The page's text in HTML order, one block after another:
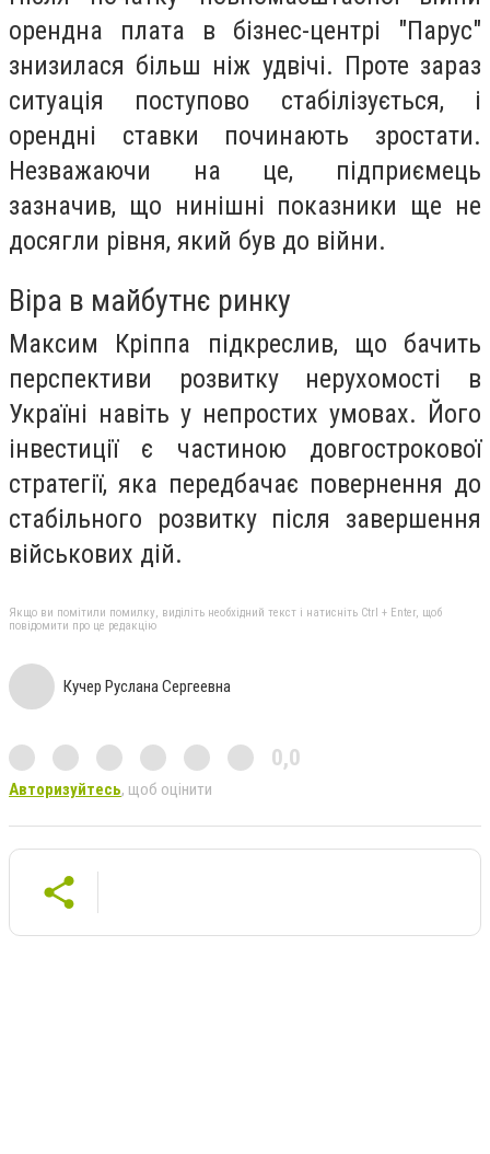
орендна плата в бізнес-центрі "Парус"
знизилася більш ніж удвічі. Проте зараз
ситуація поступово стабілізується, і
орендні ставки починають зростати.
Незважаючи на це, підприємець
зазначив, що нинішні показники ще не
досягли рівня, який був до війни.
Віра в майбутнє ринку
Максим Кріппа підкреслив, що бачить
перспективи розвитку нерухомості в
Україні навіть у непростих умовах. Його
інвестиції є частиною довгострокової
стратегії, яка передбачає повернення до
стабільного розвитку після завершення
військових дій.
Якщо ви помітили помилку, виділіть необхідний текст і натисніть Ctrl + Enter, щоб
повідомити про це редакцію
Кучер Руслана Сергеевна
0,0
Авторизуйтесь, щоб оцінити